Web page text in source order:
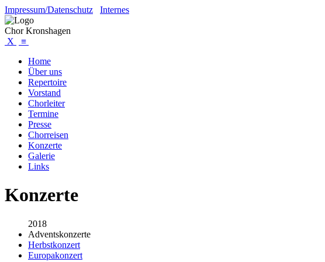
Impressum/Datenschutz Internes
Chor Kronshagen
X
≡
Home
Über uns
Repertoire
Vorstand
Chorleiter
Termine
Presse
Chorreisen
Konzerte
Galerie
Links
Konzerte
2018
Adventskonzerte
Herbstkonzert
Europakonzert